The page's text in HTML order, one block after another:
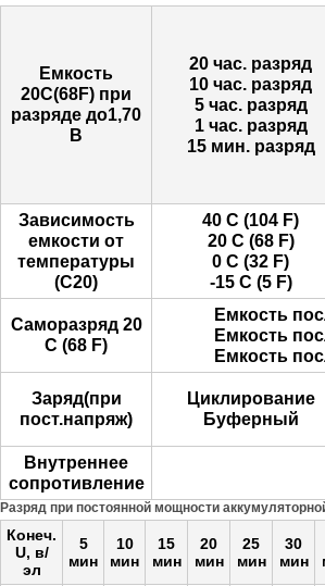
Емкость
20С(68F) при
разряде до1,70
В
20 час. разряд
10 час. разряд
5 час. разряд
1 час. разряд
15 мин. разряд
Зависимость
емкости от
температуры
(С20)
40 С (104 F)
20 C (68 F)
0 C (32 F)
-15 C (5 F)
Саморазряд 20
С (68 F)
Емкость
Емкость
Емкость
Заряд(при
пост.напряж)
Циклирование
Буферный
Внутреннее
сопротивление
Разряд при постоянной мощности
Конеч.
U, в/
эл
5
мин
10
мин
15
мин
20
мин
25
мин
30
мин